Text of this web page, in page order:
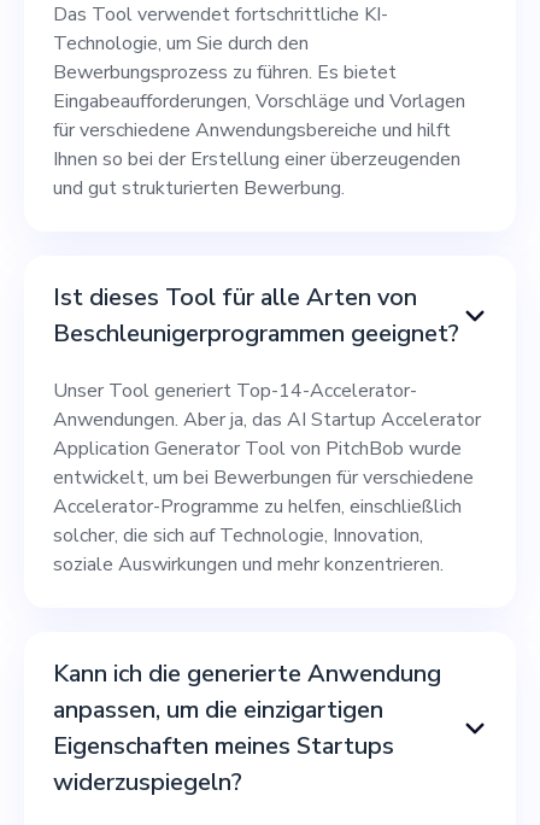
Das Tool verwendet fortschrittliche KI-
Technologie, um Sie durch den
Bewerbungsprozess zu führen. Es bietet
Eingabeaufforderungen, Vorschläge und Vorlagen
für verschiedene Anwendungsbereiche und hilft
Ihnen so bei der Erstellung einer überzeugenden
und gut strukturierten Bewerbung.
Ist dieses Tool für alle Arten von
Beschleunigerprogrammen geeignet?
Unser Tool generiert Top-14-Accelerator-
Anwendungen. Aber ja, das AI Startup Accelerator
Application Generator Tool von PitchBob wurde
entwickelt, um bei Bewerbungen für verschiedene
Accelerator-Programme zu helfen, einschließlich
solcher, die sich auf Technologie, Innovation,
soziale Auswirkungen und mehr konzentrieren.
Kann ich die generierte Anwendung
anpassen, um die einzigartigen
Eigenschaften meines Startups
widerzuspiegeln?